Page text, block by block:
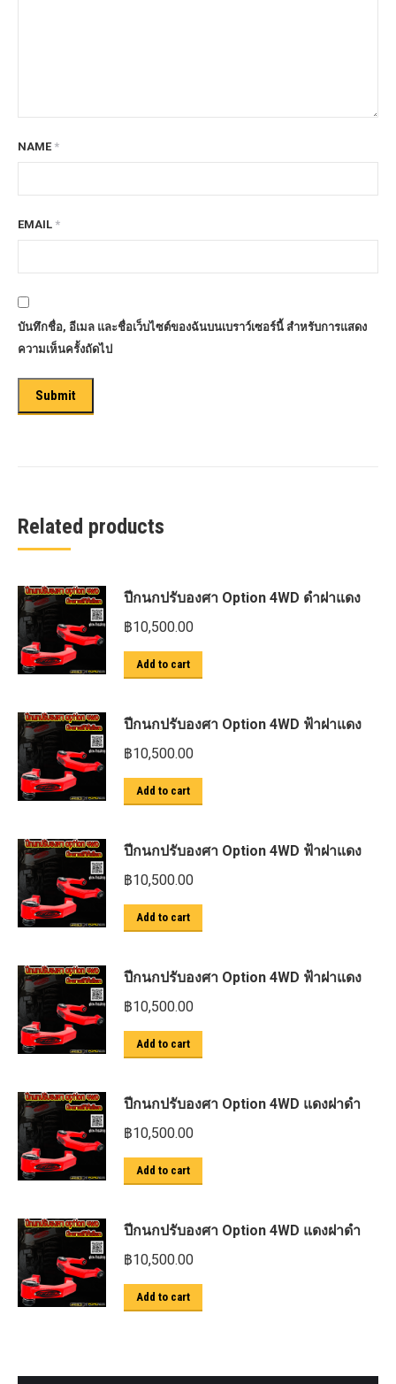
NAME *
EMAIL *
บันทึกชื่อ, อีเมล และชื่อเว็บไซต์ของฉันบนเบราว์เซอร์นี้ สำหรับการแสดง
ความเห็นครั้งถัดไป
Related products
ปีกนกปรับองศา Option 4WD ดำฝาแดง
฿10,500.00
Add to cart
ปีกนกปรับองศา Option 4WD ฟ้าฝาแดง
฿10,500.00
Add to cart
ปีกนกปรับองศา Option 4WD ฟ้าฝาแดง
฿10,500.00
Add to cart
ปีกนกปรับองศา Option 4WD ฟ้าฝาแดง
฿10,500.00
Add to cart
ปีกนกปรับองศา Option 4WD แดงฝาดำ
฿10,500.00
Add to cart
ปีกนกปรับองศา Option 4WD แดงฝาดำ
฿10,500.00
Add to cart